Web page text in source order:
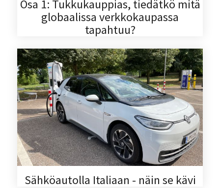
Osa 1: Tukkukauppias, tiedätkö mitä
globaalissa verkkokaupassa
tapahtuu?
Sähköautolla Italiaan - näin se kävi